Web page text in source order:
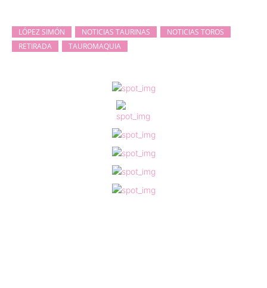
LÓPEZ SIMÓN NOTICIAS TAURINAS
NOTICIAS TOROS
RETIRADA
TAUROMAQUIA